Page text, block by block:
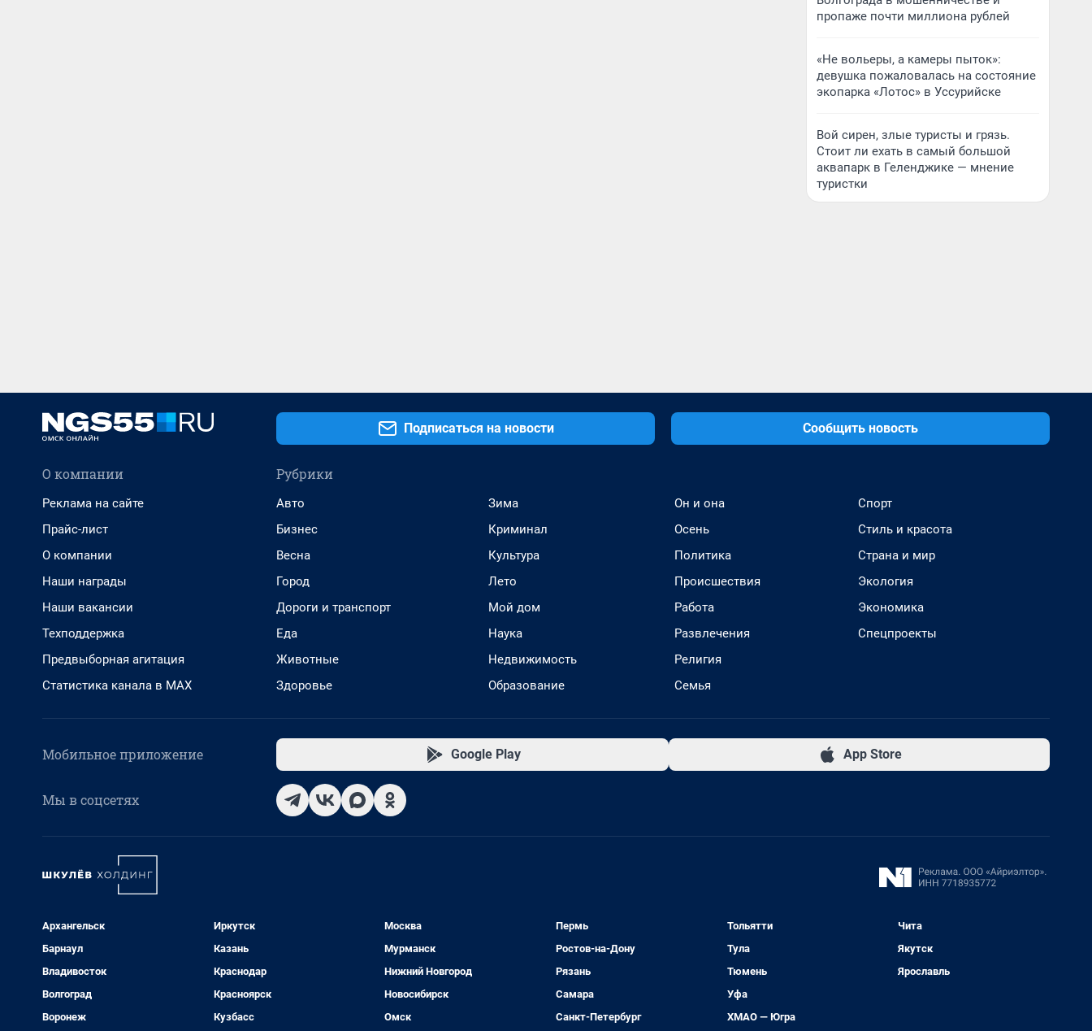
пропаже почти миллиона рублей
«Не вольеры, а камеры пыток»:
девушка пожаловалась на состояние
экопарка «Лотос» в Уссурийске
Вой сирен, злые туристы и грязь.
Стоит ли ехать в самый большой
аквапарк в Геленджике — мнение
туристки
Подписаться на новости Сообщить новость
О компании
Реклама на сайте
Прайс-лист
О компании
Наши награды
Наши вакансии
Техподдержка
Предвыборная агитация
Статистика канала в MAX
Рубрики
Авто
Бизнес
Весна
Город
Дороги и транспорт
Еда
Животные
Здоровье
Зима
Криминал
Культура
Лето
Мой дом
Наука
Недвижимость
Образование
Он и она
Осень
Политика
Происшествия
Работа
Развлечения
Религия
Семья
Спорт
Стиль и красота
Страна и мир
Экология
Экономика
Спецпроекты
Мобильное приложение Google Play App Store
Мы в соцсетях
Архангельск
Барнаул
Владивосток
Волгоград
Воронеж
Иркутск
Казань
Краснодар
Красноярск
Кузбасс
Москва
Мурманск
Нижний Новгород
Новосибирск
Омск
Пермь
Ростов-на-Дону
Рязань
Самара
Санкт-Петербург
Тольятти
Тула
Тюмень
Уфа
ХМАО — Югра
Чита
Якутск
Ярославль